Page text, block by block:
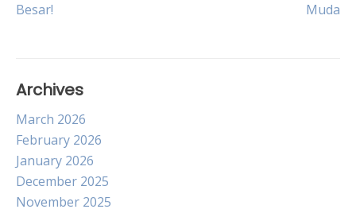
navigation
Besar!
Muda
Archives
March 2026
February 2026
January 2026
December 2025
November 2025